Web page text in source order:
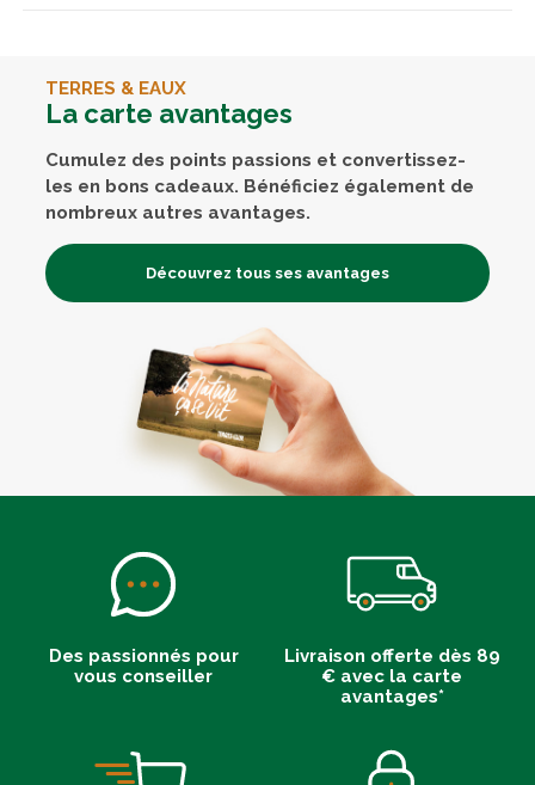
TERRES & EAUX
La carte avantages
Cumulez des points passions et convertissez-
les en bons cadeaux. Bénéficiez également de
nombreux autres avantages.
Découvrez tous ses avantages
Des passionnés pour
vous conseiller
Livraison offerte dès 89
€ avec la carte
avantages*